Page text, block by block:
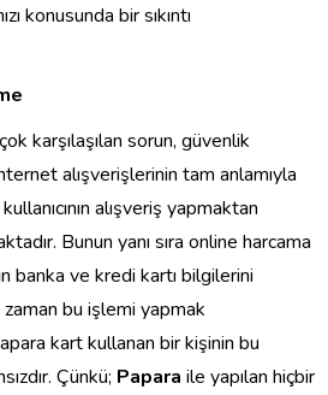
konusunda bir sıkıntı
karşılaşılan sorun, güvenlik
alışverişlerinin tam anlamıyla
alışveriş yapmaktan
Bunun yanı sıra online harcama
banka ve kredi kartı bilgilerini
bu işlemi yapmak
kart kullanan bir kişinin bu
Çünkü; Papara ile yapılan hiçbir